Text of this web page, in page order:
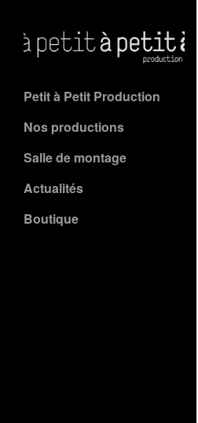
Petit à Petit Production
Nos productions
Salle de montage
Actualités
Boutique